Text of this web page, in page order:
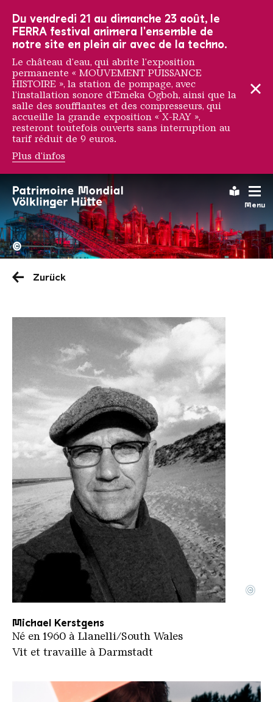
Menu
Michael Kerstgens
La Völklinger Hütte
Copyright:
©
Zurück
Der Fotografe Michael Kerstgens
Copyright: Michael Kerstgens
©
Michael Kerstgens
Né en 1960 à Llanelli/South Wales
Vit et travaille à Darmstadt
Du vendredi 21 au dimanche 23 août, le
FERRA festival animera l'ensemble de
notre site en plein air avec de la techno.
Le château d'eau, qui abrite l'exposition
permanente « MOUVEMENT PUISSANCE
HISTOIRE », la station de pompage, avec
l'installation sonore d'Emeka Ogboh, ainsi que la
salle des soufflantes et des compresseurs, qui
accueille la grande exposition « X-RAY »,
resteront toutefois ouverts sans interruption au
tarif réduit de 9 euros.
Plus d'infos